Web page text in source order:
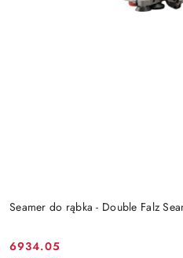
Seamer do rąbka - Double Falz
6934.05